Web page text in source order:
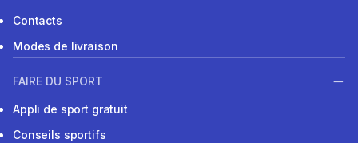
Contacts
Modes de livraison
FAIRE DU SPORT
Appli de sport gratuit
Conseils sportifs